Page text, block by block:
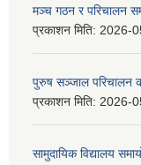
मञ्च गठन र परिचालन
प्रकाशन मिति: 2026-
पुरुष सञ्जाल परिचालन
प्रकाशन मिति: 2026-
सामुदायिक विद्यालय